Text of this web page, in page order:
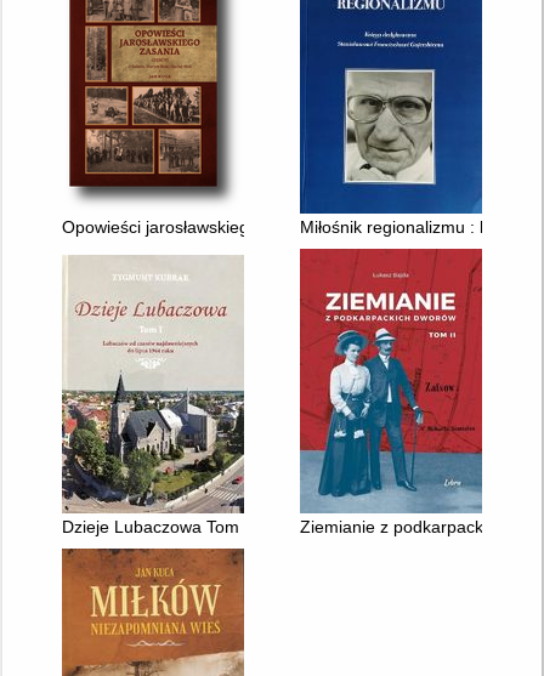
Opowieści jarosławskiego Zasania : część 6 O Zalesiu,
Miłośnik regionalizmu : księga
Dzieje Lubaczowa Tom 1 : Lubaczów od czasów
Ziemianie z podkarpackich